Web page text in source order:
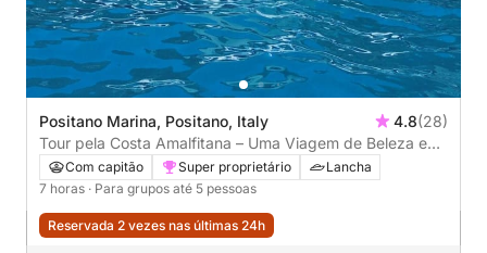
Positano Marina, Positano, Italy 4.8(28)
Tour pela Costa Amalfitana – Uma Viagem de Beleza e
Elegância
Com capitão Super proprietário
Lancha
7 horas · Para grupos até 5 pessoas
Reservada 2 vezes nas últimas 24h